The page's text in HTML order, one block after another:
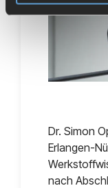
Dr. Simon
Erlangen-
nach